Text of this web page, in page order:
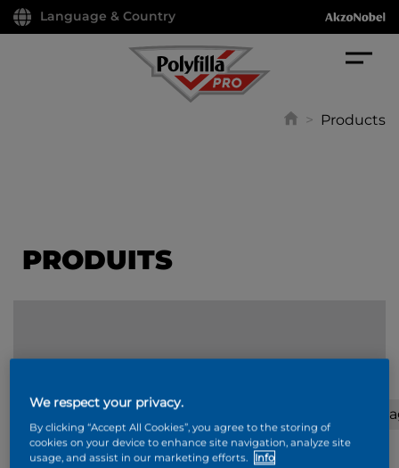
Language & Country
> Products
PRODUITS
Acier
galvanisé
Stucco
de
carton-
We respect your privacy.
By clicking “Accept All Cookies”, you agree to the storing of
cookies on your device to enhance site navigation, analyze site
usage, and assist in our marketing efforts.
Info